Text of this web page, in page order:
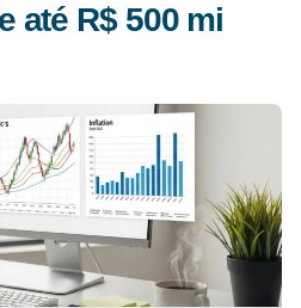
até R$ 500 mi